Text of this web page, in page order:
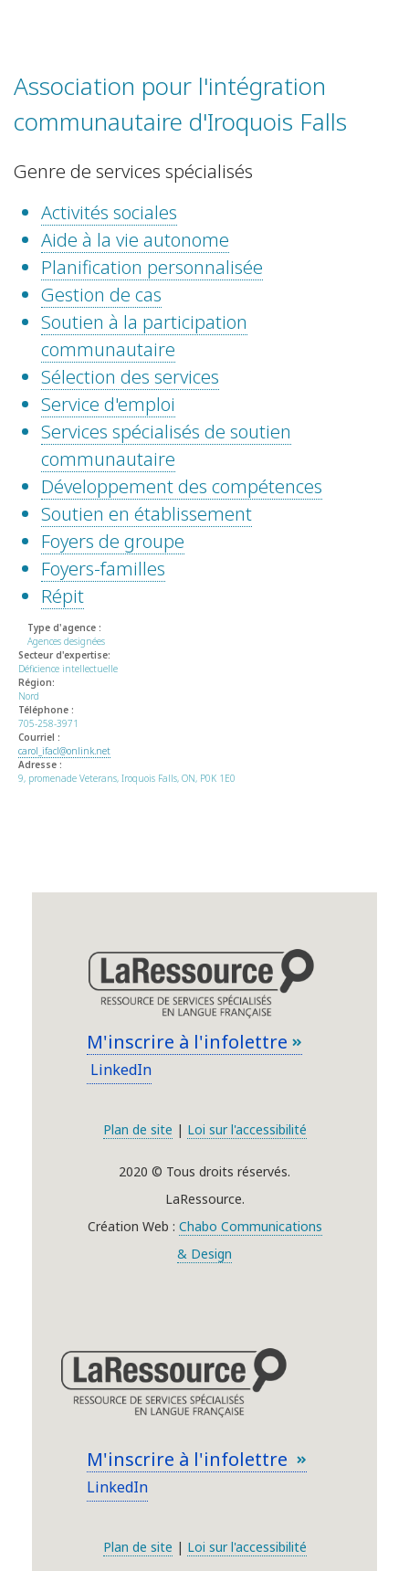
Association pour l'intégration
communautaire d'Iroquois Falls
Genre de services spécialisés
Activités sociales
Aide à la vie autonome
Planification personnalisée
Gestion de cas
Soutien à la participation
communautaire
Sélection des services
Service d'emploi
Services spécialisés de soutien
communautaire
Développement des compétences
Soutien en établissement
Foyers de groupe
Foyers-familles
Répit
Type d'agence :
Agences designées
Secteur d'expertise:
Déficience intellectuelle
Région:
Nord
Téléphone :
705-258-3971
Courriel :
carol_ifacl@onlink.net
Adresse :
9, promenade Veterans, Iroquois Falls, ON, P0K 1E0
M'inscrire à l'infolettre
LinkedIn
Plan de site | Loi sur l'accessibilité
2020 © Tous droits réservés.
LaRessource.
Création Web : Chabo Communications
& Design
M'inscrire à l'infolettre
LinkedIn
Plan de site | Loi sur l'accessibilité